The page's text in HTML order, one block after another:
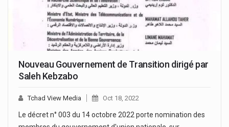
Nouveau Gouvernement de Transition dirigé par
Saleh Kebzabo
Tchad View Media Oct 18, 2022
Le décret n° 003 du 14 octobre 2022 porte nomination des